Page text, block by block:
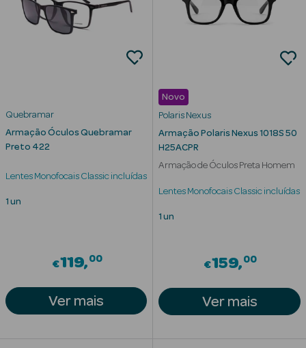
Ver Tudo
Cosmética
Séruns Faciais
Creme de Olhos
Anti-
Solares
Quebramar
Armação Óculos Quebramar
Preto 422
Lentes Monofocais Classic incluídas
1 un
€119 00
Ver mais
Novo
Polaris Nexus
Armação Polaris Nexus 1018S 50
H25ACPR
Armação de Óculos Preta Homem
Lentes Monofocais Classic incluídas
1 un
€159 00
Ver mais